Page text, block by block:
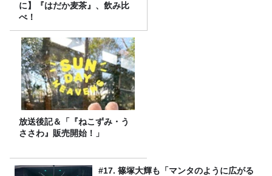
に】『はだか麦茶』、飲み比
べ！
放送後記＆「『ねこずみ・う
ささわ』販売開始！」
#17. 篠塚大輝も「マンタのように広がる